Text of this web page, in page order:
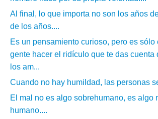
Al final, lo que importa no son los años
de los años....
Es un pensamiento curioso, pero es sólo
gente hacer el ridículo que te das cuenta
los am...
Cuando no hay humildad, las personas
El mal no es algo sobrehumano, es algo
humano....